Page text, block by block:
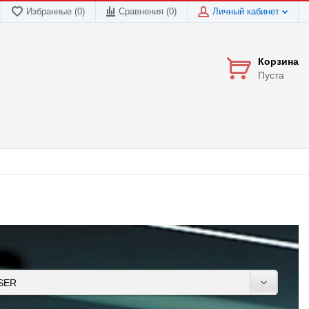
Избранные (0) Сравнения (0) Личный кабинет
Корзина
Пуста